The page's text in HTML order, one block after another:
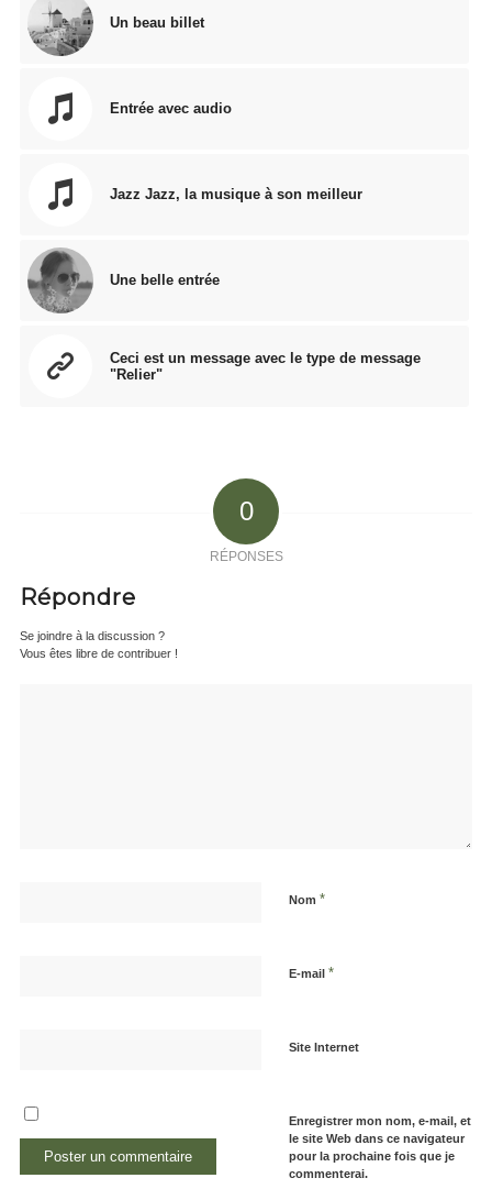
Un beau billet
Entrée avec audio
Jazz Jazz, la musique à son meilleur
Une belle entrée
Ceci est un message avec le type de message
"Relier"
0
RÉPONSES
Répondre
Se joindre à la discussion ?
Vous êtes libre de contribuer !
Nom *
E-mail *
Site Internet
Enregistrer mon nom, e-mail, et
le site Web dans ce navigateur
pour la prochaine fois que je
commenterai.